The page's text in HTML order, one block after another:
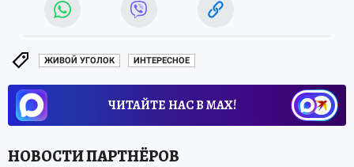
ЖИВОЙ УГОЛОК ИНТЕРЕСНОЕ
ЧИТАЙТЕ НАС В МАХ!